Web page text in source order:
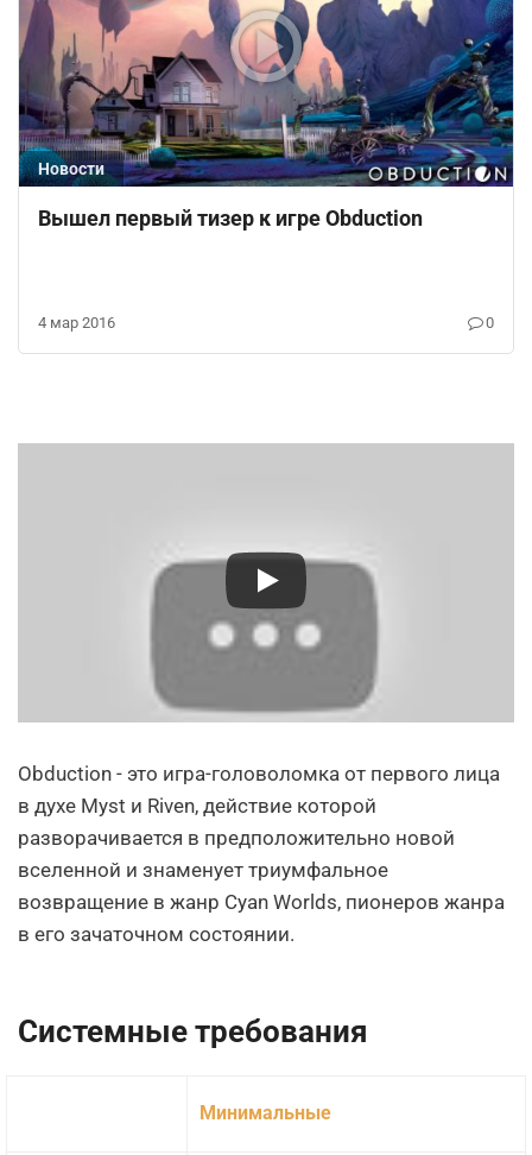
Новости
Вышел первый тизер к игре Obduction
4 мар 2016 0
Obduction - это игра-головоломка от первого лица
в духе Myst и Riven, действие которой
разворачивается в предположительно новой
вселенной и знаменует триумфальное
возвращение в жанр Cyan Worlds, пионеров жанра
в его зачаточном состоянии.
Системные требования
Минимальные